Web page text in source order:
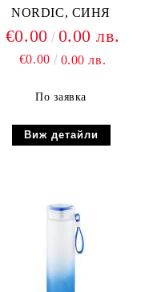
NORDIC, СИНЯ
€0.00 0.00 лв.
€0.00 0.00 лв.
По заявка
Виж детайли